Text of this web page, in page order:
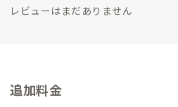
レビューはまだありません
追加料金